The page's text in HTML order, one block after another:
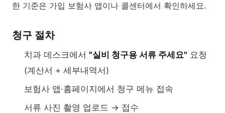
한 기준은 가입 보험사 앱이나 콜센터에서 확인하세요.
청구 절차
치과 데스크에서 "실비 청구용 서류 주세요" 요청
(계산서 + 세부내역서)
보험사 앱·홈페이지에서 청구 메뉴 접속
서류 사진 촬영 업로드 → 접수